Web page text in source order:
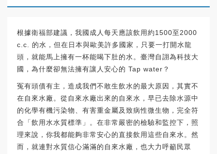
根據衛福部建議，我國成人每天應該飲用約1500至2000
c.c. 的水，但在日本與歐美許多國家，只要一打開水龍
頭，就能馬上擁有一杯能喝下肚的水。臺灣自詡為科技大
國，為什麼卻無法擁有讓人安心的 Tap water？
冤有頭債有主，造成我們不敢生飲水的最大原因，其實不
在自來水廠。從自來水廠出來的自來水，早已去除水源中
的化學有機污染物、有害重金屬及致病性微生物，完全符
合「飲用水水質標準」。在非常嚴密的檢驗和監控下，照
理來說，你我都能夠非常安心的直接飲用這些自來水。然
而，就連對水質信心滿滿的自來水廠，也大力呼籲民眾